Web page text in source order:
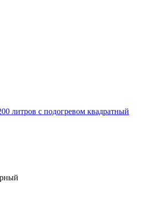
литров с подогревом квадратный